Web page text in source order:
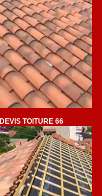
DEVIS TOITURE 66